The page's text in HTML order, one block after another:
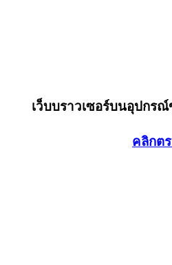
เว็บบราวเซอร์บนอุปกร
คลิกต